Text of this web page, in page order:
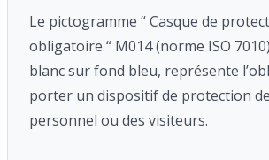
Le pictogramme “ Casque de
obligatoire “ M014 (norme ISO
blanc surfond bleu, représente
porter un dispositif de protection
personnel ou des visiteurs.